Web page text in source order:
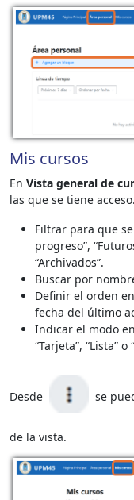
Mis cursos
En Vista general de
las que se tiene
Filtrar para que
progreso”,
“Archivados”.
Buscar por
Definir el orden
fecha del último
Indicar el modo
“Tarjeta”, “Lista” o
Desde se
de la vista.